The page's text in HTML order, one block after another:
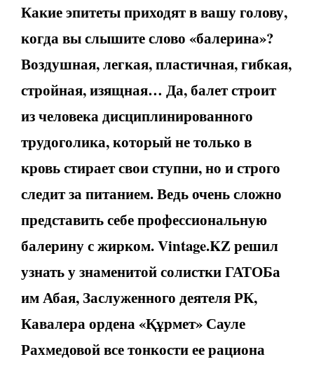
Какие эпитеты приходят в вашу голову,
когда вы слышите слово «балерина»?
Воздушная, легкая, пластичная, гибкая,
стройная, изящная… Да, балет строит
из человека дисциплинированного
трудоголика, который не только в
кровь стирает свои ступни, но и строго
следит за питанием. Ведь очень сложно
представить себе профессиональную
балерину с жирком. Vintage.KZ решил
узнать у знаменитой солистки ГАТОБа
им Абая, Заслуженного деятеля РК,
Кавалера ордена «Құрмет» Сауле
Рахмедовой все тонкости ее рациона